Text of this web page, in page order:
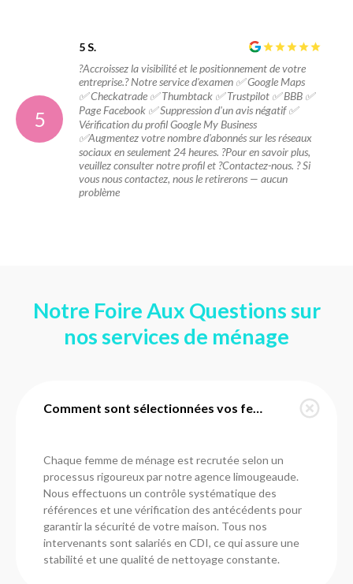
5
5 S.
?Accroissez la visibilité et le positionnement de votre
entreprise.? Notre service d'examen ✅ Google Maps
✅ Checkatrade ✅ Thumbtack ✅ Trustpilot ✅ BBB ✅
Page Facebook ✅ Suppression d'un avis négatif ✅
Vérification du profil Google My Business
✅Augmentez votre nombre d'abonnés sur les réseaux
sociaux en seulement 24 heures. ?Pour en savoir plus,
veuillez consulter notre profil et ?Contactez-nous. ? Si
vous nous contactez, nous le retirerons — aucun
problème
Notre Foire Aux Questions sur
nos services de ménage
Comment sont sélectionnées vos femmes de ménage à Bosmie-l'Aiguille ?
Chaque femme de ménage est recrutée selon un
processus rigoureux par notre agence limougeaude.
Nous effectuons un contrôle systématique des
références et une vérification des antécédents pour
garantir la sécurité de votre maison. Tous nos
intervenants sont salariés en CDI, ce qui assure une
stabilité et une qualité de nettoyage constante.